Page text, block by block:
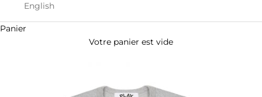
English
Panier
Votre panier est vide